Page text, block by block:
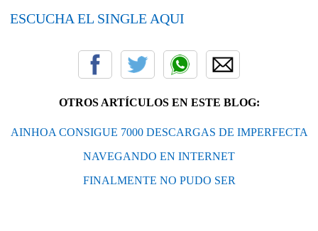
ESCUCHA EL SINGLE AQUI
OTROS ARTÍCULOS EN ESTE BLOG:
AINHOA CONSIGUE 7000 DESCARGAS DE IMPERFECTA
NAVEGANDO EN INTERNET
FINALMENTE NO PUDO SER